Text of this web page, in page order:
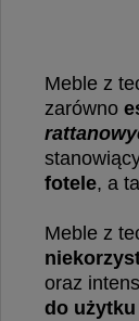
Meble z
zarówno
fotele, a
Meble z
oraz
do